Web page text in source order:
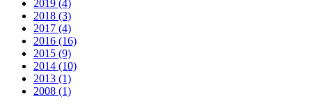
2019 (4)
2018 (3)
2017 (4)
2016 (16)
2015 (9)
2014 (10)
2013 (1)
2008 (1)